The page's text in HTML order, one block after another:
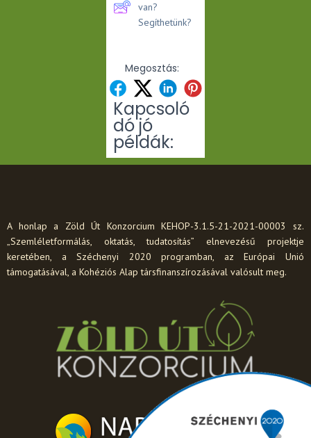
van?
Segíthetünk?
Megosztás:
Kapcsoló
dó jó
példák:
A honlap a Zöld Út Konzorcium KEHOP-3.1.5-21-2021-00003 sz.
„Szemléletformálás, oktatás, tudatosítás” elnevezésű projektje
keretében, a Széchenyi 2020 programban, az Európai Unió
támogatásával, a Kohéziós Alap társfinanszírozásával valósult meg.